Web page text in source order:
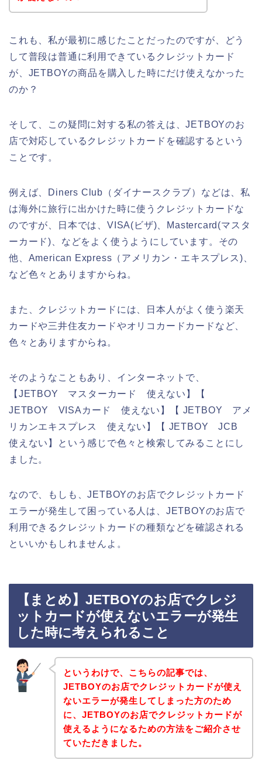
これも、私が最初に感じたことだったのですが、どう
して普段は普通に利用できているクレジットカード
が、JETBOYの商品を購入した時にだけ使えなかった
のか？
そして、この疑問に対する私の答えは、JETBOYのお
店で対応しているクレジットカードを確認するという
ことです。
例えば、Diners Club（ダイナースクラブ）などは、私
は海外に旅行に出かけた時に使うクレジットカードな
のですが、日本では、VISA(ビザ)、Mastercard(マスタ
ーカード)、などをよく使うようにしています。その
他、American Express（アメリカン・エキスプレス)、
など色々とありますからね。
また、クレジットカードには、日本人がよく使う楽天
カードや三井住友カードやオリコカードカードなど、
色々とありますからね。
そのようなこともあり、インターネットで、
【JETBOY マスターカード 使えない】【
JETBOY VISAカード 使えない】【 JETBOY アメ
リカンエキスプレス 使えない】【 JETBOY JCB
使えない】という感じで色々と検索してみることにし
ました。
なので、もしも、JETBOYのお店でクレジットカード
エラーが発生して困っている人は、JETBOYのお店で
利用できるクレジットカードの種類などを確認される
といいかもしれませんよ。
【まとめ】JETBOYのお店でクレジ
ットカードが使えないエラーが発生
した時に考えられること
というわけで、こちらの記事では、
JETBOYのお店でクレジットカードが使え
ないエラーが発生してしまった方のため
に、JETBOYのお店でクレジットカードが
使えるようになるための方法をご紹介させ
ていただきました。